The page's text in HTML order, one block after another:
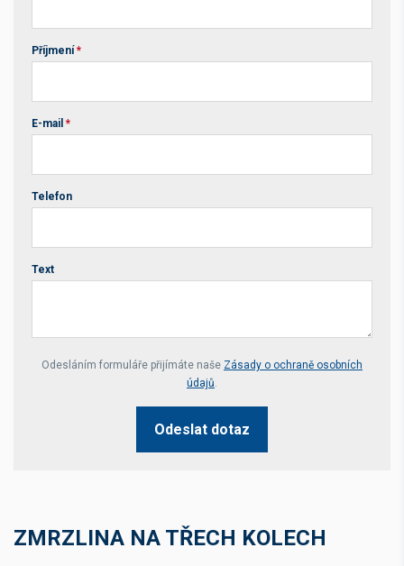
Příjmení*
E-mail *
Telefon
Text
Your website *
Odesláním formuláře přijímáte naše Zásady o ochraně osobních
údajů
Odeslat dotaz
ZMRZLINA NA TŘECH KOLECH